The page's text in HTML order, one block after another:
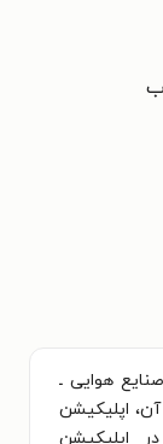
هوایی ـ‌
۱۴۰۰ و خواندن آن، اپلیکیشن
اپلیکیشن